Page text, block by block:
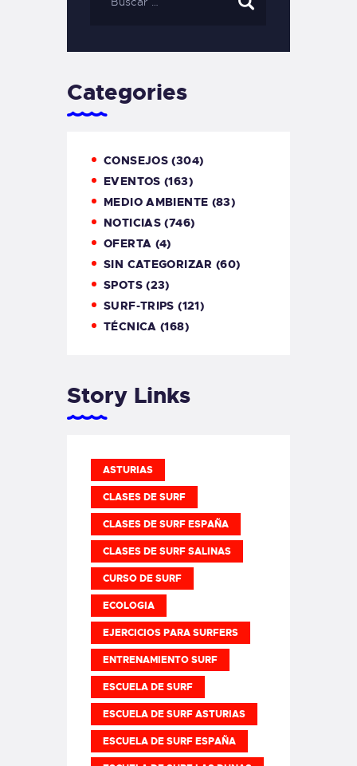
Categories
CONSEJOS (304)
EVENTOS (163)
MEDIO AMBIENTE (83)
NOTICIAS (746)
OFERTA (4)
SIN CATEGORIZAR (60)
SPOTS(23)
SURF-TRIPS (121)
TÉCNICA (168)
Story Links
ASTURIAS
CLASES DE SURF
CLASES DE SURF ESPAÑA
CLASES DE SURF SALINAS
CURSO DE SURF
ECOLOGIA
EJERCICIOS PARA SURFERS
ENTRENAMIENTO SURF
ESCUELA DE SURF
ESCUELA DE SURF ASTURIAS
ESCUELA DE SURF ESPAÑA